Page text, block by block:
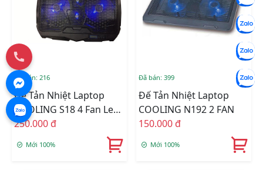
Đã bán: 216
Đế Tản Nhiệt Laptop
COOLING S18 4 Fan Led
Xanh
250.000 đ
Mới 100%
Đã bán: 399
Đế Tản Nhiệt Laptop
COOLING N192 2 FAN
150.000 đ
Mới 100%